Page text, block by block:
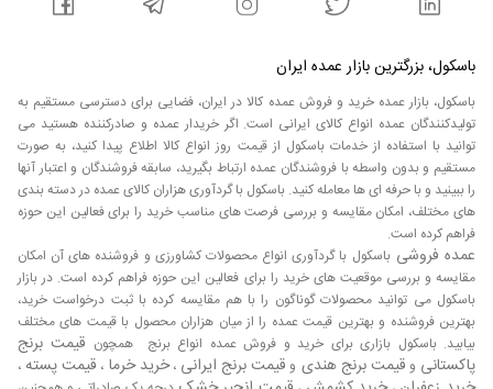
باسکول، بزرگترین بازار عمده ایران
باسکول، بازار عمده خرید و فروش عمده کالا در ایران، فضایی برای دسترسی مستقیم به
تولیدکنندگان عمده انواع کالای ایرانی است. اگر خریدار عمده و صادرکننده هستید می
توانید با استفاده از خدمات باسکول از قیمت روز انواع کالا اطلاع پیدا کنید، به صورت
مستقیم و بدون واسطه با فروشندگان عمده ارتباط بگیرید، سابقه فروشندگان و اعتبار آنها
را ببینید و با حرفه ای ها معامله کنید. باسکول با گردآوری هزاران کالای عمده در دسته بندی
های مختلف، امکان مقایسه و بررسی فرصت های مناسب خرید را برای فعالین این حوزه
فراهم کرده است.
عمده فروشیباسکول با گردآوری انواع محصولات کشاورزی و فروشنده های آن امکان
مقایسه و بررسی موقعیت های خرید را برای فعالین این حوزه فراهم کرده است. در بازار
باسکول می توانید محصولات گوناگون را با هم مقایسه کرده با ثبت درخواست خرید،
بهترین فروشنده و بهترین قیمت عمده را از میان هزاران محصول با قیمت های مختلف
بیابید. باسکول بازاری برای خرید و فروش عمده انواع برنج همچون قیمت برنج
پاکستانی و قیمت برنج هندی و قیمت برنج ایرانی،خرید خرما ، قیمت پسته ،